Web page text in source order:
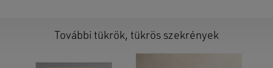
További tükrök, tükrös szekrények